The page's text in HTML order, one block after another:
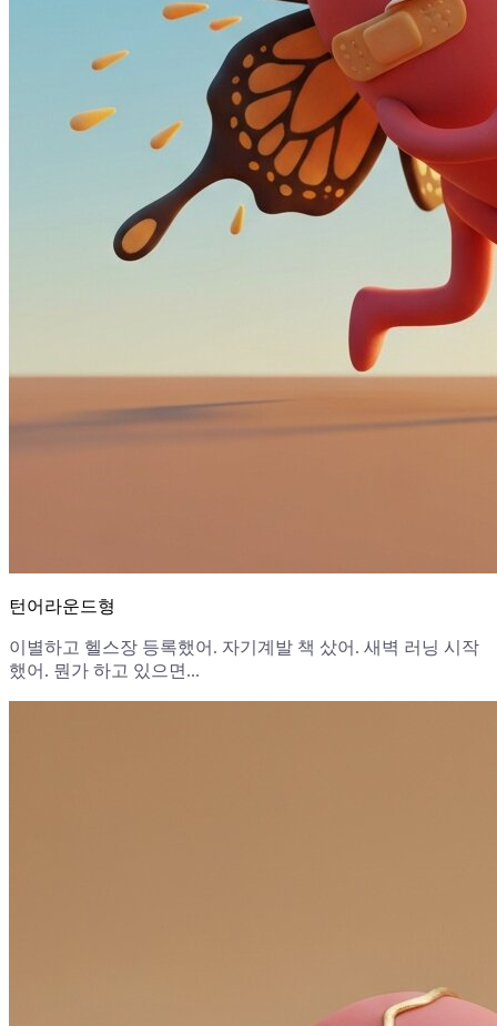
턴어라운드형
이별하고 헬스장 등록했어. 자기계발 책 샀어. 새벽 러닝 시작
했어. 뭔가 하고 있으면...